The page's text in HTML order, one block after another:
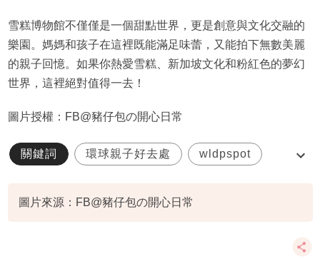
雪糕博物館不僅僅是一個甜點世界，更是創意與文化交融的
樂園。媽媽和孩子在這裡既能滿足味蕾，又能拍下無數美麗
的親子回憶。如果你熱愛雪糕、新加坡文化和粉紅色的夢幻
世界，這裡絕對值得一去！
圖片授權：FB@豬仔包の開心日常
關鍵詞 環球親子好去處 wldpspot
圖片來源：FB@豬仔包の開心日常